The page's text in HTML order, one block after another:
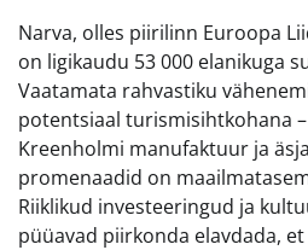
Narva, olles piirilinn Euroopa
on ligikaudu 53 000 elanikuga
Vaatamata rahvastiku
potentsiaal turismisihtkohana
Kreenholmi manufaktuur ja
promenaadid on
Riiklikud investeeringud ja
püüavad piirkonda elavdada,